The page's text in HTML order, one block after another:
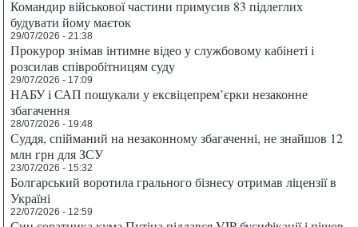
Командир військової частини примусив 83 підлеглих
будувати йому маєток
29/07/2026 - 21:38
Прокурор знімав інтимне відео у службовому кабінеті і
розсилав співробітницям суду
29/07/2026 - 17:09
НАБУ і САП пошукали у ексвіцепрем’єрки незаконне
збагачення
28/07/2026 - 19:48
Суддя, спійманий на незаконному збагаченні, не знайшов 12
млн грн для ЗСУ
23/07/2026 - 15:32
Болгарський воротила грального бізнесу отримав ліцензії в
Україні
22/07/2026 - 12:59